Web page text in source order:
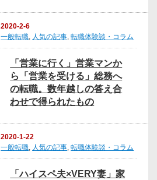
2020-2-6
一般転職, 人気の記事,転職体験談・コラム
「営業に行く」営業マンか
ら「営業を受ける」総務へ
の転職。数年越しの答え合
わせで得られたもの
2020-1-22
一般転職, 人気の記事,転職体験談・コラム
「ハイスペ夫×VERY妻」家